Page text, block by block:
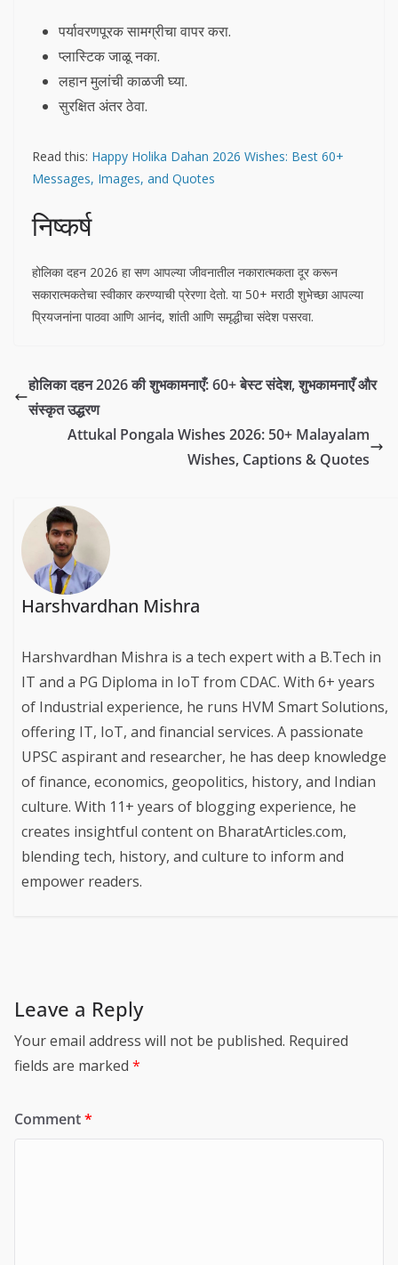
पर्यावरणपूरक सामग्रीचा वापर करा.
प्लास्टिक जाळू नका.
लहान मुलांची काळजी घ्या.
सुरक्षित अंतर ठेवा.
Read this: Happy Holika Dahan 2026 Wishes: Best 60+
Messages, Images, and Quotes
निष्कर्ष
होलिका दहन 2026 हा सण आपल्या जीवनातील नकारात्मकता दूर करून
सकारात्मकतेचा स्वीकार करण्याची प्रेरणा देतो. या 50+ मराठी शुभेच्छा आपल्या
प्रियजनांना पाठवा आणि आनंद, शांती आणि समृद्धीचा संदेश पसरवा.
होलिका दहन 2026 की शुभकामनाएँ: 60+ बेस्ट संदेश, शुभकामनाएँ और
संस्कृत उद्धरण
Attukal Pongala Wishes 2026: 50+ Malayalam
Wishes, Captions & Quotes
Harshvardhan Mishra
Harshvardhan Mishra is a tech expert with a B.Tech in
IT and a PG Diploma in IoT from CDAC. With 6+ years
of Industrial experience, he runs HVM Smart Solutions,
offering IT, IoT, and financial services. A passionate
UPSC aspirant and researcher, he has deep knowledge
of finance, economics, geopolitics, history, and Indian
culture. With 11+ years of blogging experience, he
creates insightful content on BharatArticles.com,
blending tech, history, and culture to inform and
empower readers.
Leave a Reply
Your email address will not be published. Required
fields are marked *
Comment*